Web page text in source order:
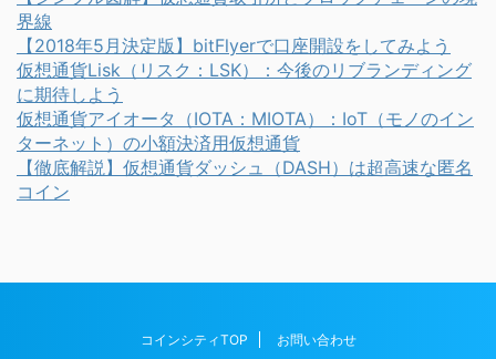
界線
【2018年5月決定版】bitFlyerで口座開設をしてみよう
仮想通貨Lisk（リスク：LSK）：今後のリブランディング
に期待しよう
仮想通貨アイオータ（IOTA：MIOTA）：IoT（モノのイン
ターネット）の小額決済用仮想通貨
【徹底解説】仮想通貨ダッシュ（DASH）は超高速な匿名
コイン
コインシティTOP お問い合わせ